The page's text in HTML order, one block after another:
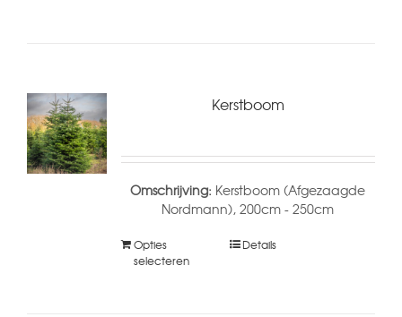
Kerstboom
Omschrijving: Kerstboom (Afgezaagde
Nordmann), 200cm - 250cm
Opties
selecteren
Details